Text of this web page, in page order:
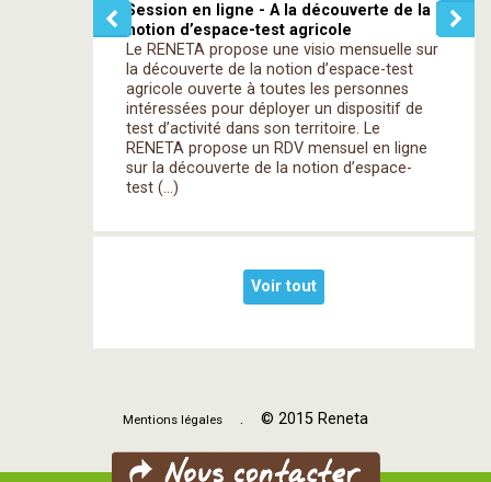
Session en ligne - A la découverte de la
notion d’espace-test agricole
Le RENETA propose une visio mensuelle sur
la découverte de la notion d’espace-test
agricole ouverte à toutes les personnes
intéressées pour déployer un dispositif de
test d’activité dans son territoire. Le
RENETA propose un RDV mensuel en ligne
sur la découverte de la notion d’espace-
test (…)
Voir tout
Mentions légales . © 2015 Reneta